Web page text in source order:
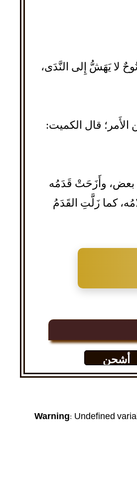
لا يَهَشُّ إِلى النَّدَى،
قال الكميت:
بعض، وأَزَحَتْ قَدَمُه
كما زَلَّتِ القَدَمُ
أشحن
Warning: Undefined